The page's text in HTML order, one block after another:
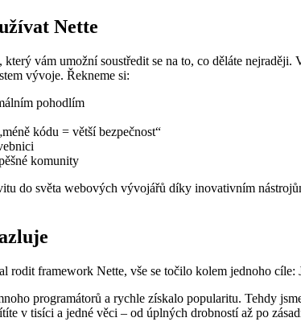
Nette
vám umožní soustředit se na to, co děláte nejraději.
vývoje. Řekneme si:
pohodlím
kódu = větší bezpečnost“
komunity
do světa webových vývojářů díky inovativním
rodit framework Nette, vše se točilo kolem jednoho
programátorů a rychle získalo popularitu. Tehdy
v tisíci a jedné věci – od úplných drobností až po